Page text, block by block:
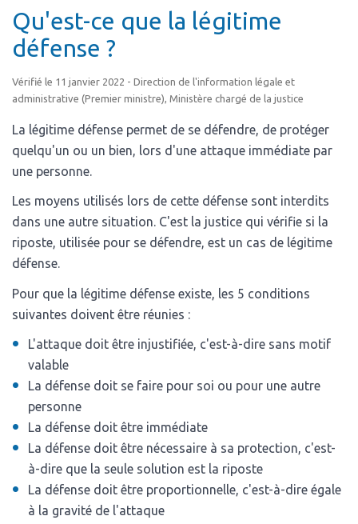
Qu'est-ce que la légitime
défense ?
Vérifié le 11 janvier 2022 - Direction de l'information légale et
administrative (Premier ministre), Ministère chargé de la justice
La légitime défense permet de se défendre, de protéger
quelqu'un ou un bien, lors d'une attaque immédiate par
une personne.
Les moyens utilisés lors de cette défense sont interdits
dans une autre situation. C'est la justice qui vérifie si la
riposte, utilisée pour se défendre, est un cas de légitime
défense.
Pour que la légitime défense existe, les 5 conditions
suivantes doivent être réunies :
L'attaque doit être injustifiée, c'est-à-dire sans motif
valable
La défense doit se faire pour soi ou pour une autre
personne
La défense doit être immédiate
La défense doit être nécessaire à sa protection, c'est-
à-dire que la seule solution est la riposte
La défense doit être proportionnelle, c'est-à-dire égale
à la gravité de l'attaque